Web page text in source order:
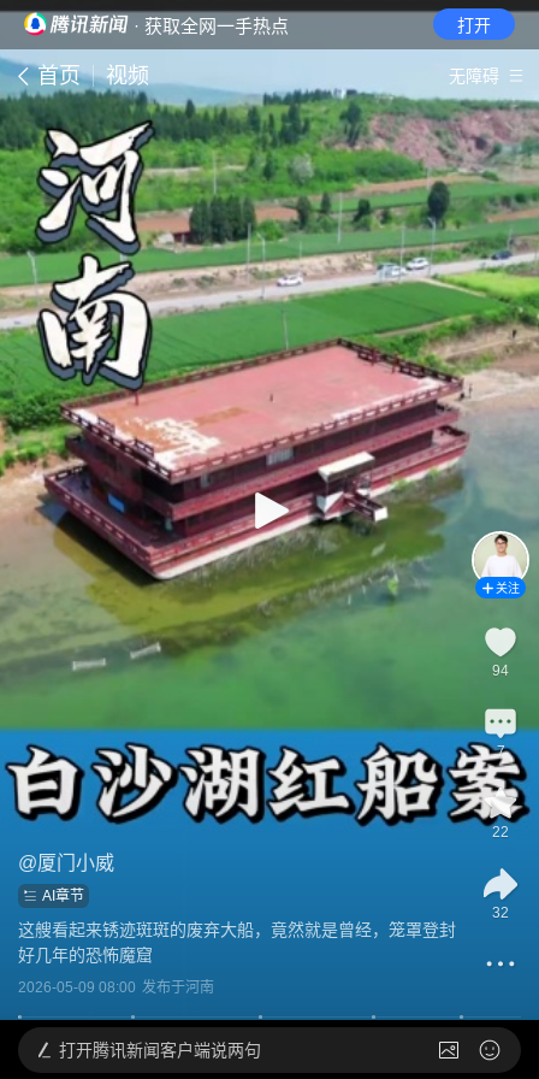
· 获取全网一手热点 打开
首页 视频 无障碍
@厦门小威
AI章节
这艘看起来锈迹斑斑的废弃大船，竟然就是曾经，笼罩登封
好几年的恐怖魔窟
2026-05-09 08:00 发布于河南
关注
94
7
22
32
打开腾讯新闻客户端说两句